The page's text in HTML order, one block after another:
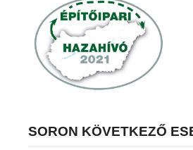
SORON KÖVETKEZŐ